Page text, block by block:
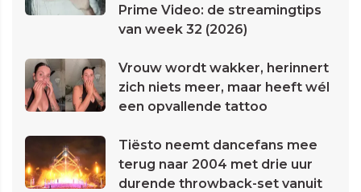
Prime Video: de streamingtips
van week 32 (2026)
Vrouw wordt wakker, herinnert
zich niets meer, maar heeft wél
een opvallende tattoo
Tiësto neemt dancefans mee
terug naar 2004 met drie uur
durende throwback-set vanuit